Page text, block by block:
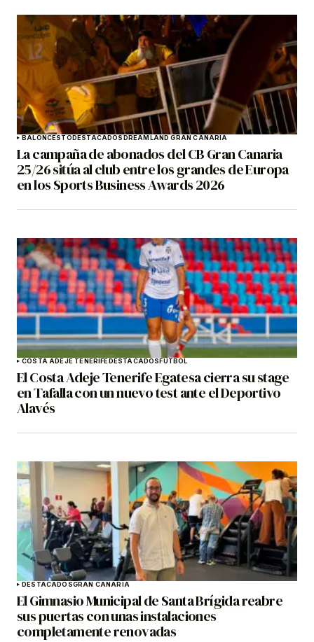
BALONCESTODESTACADOSDREAMLAND GRAN CANARIA
La campaña de abonados del CB Gran Canaria
25/26 sitúa al club entre los grandes de Europa
en los Sports Business Awards 2026
COSTA ADEJE TENERIFEDESTACADOSFÚTBOL
El Costa Adeje Tenerife Egatesa cierra su stage
en Tafalla con un nuevo test ante el Deportivo
Alavés
DESTACADOSGRAN CANARIA
El Gimnasio Municipal de Santa Brígida reabre
sus puertas con unas instalaciones
completamente renovadas